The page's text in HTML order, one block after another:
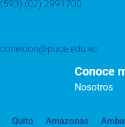
(593) (02) 2991700
conexion@puce.edu.ec
Conoce
Nosotros
Quito Amazonas